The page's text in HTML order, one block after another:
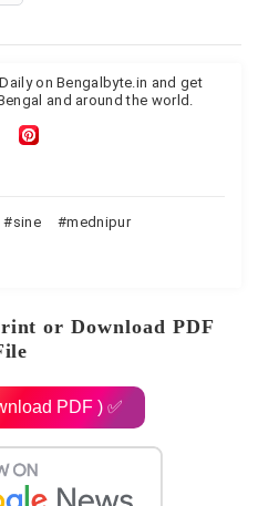
on Bengalbyte.in and get
and around the world.
sine
mednipur
or Download PDF
PDF ) ✅